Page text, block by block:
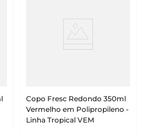
Copo Fresc Redondo 350ml
Vermelho em Polipropileno -
Linha Tropical VEM